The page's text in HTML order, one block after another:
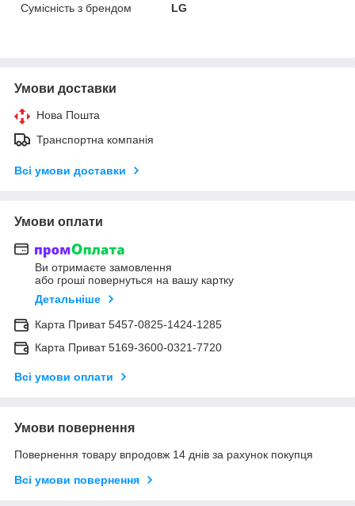
Сумісність з брендом
LG
Умови доставки
Нова Пошта
Транспортна компанія
Всі умови доставки
Умови оплати
Ви отримаєте замовлення
або гроші повернуться на вашу картку
Детальніше
Карта Приват 5457-0825-1424-1285
Карта Приват 5169-3600-0321-7720
Всі умови оплати
Умови повернення
Повернення товару впродовж 14 днів за рахунок покупця
Всі умови повернення